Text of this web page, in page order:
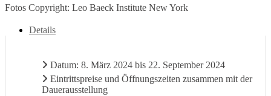
Fotos Copyright: Leo Baeck Institute New York
Details
Datum: 8. März 2024 bis 22. September 2024
Eintrittspreise und Öffnungszeiten zusammen mit der
Dauerausstellung